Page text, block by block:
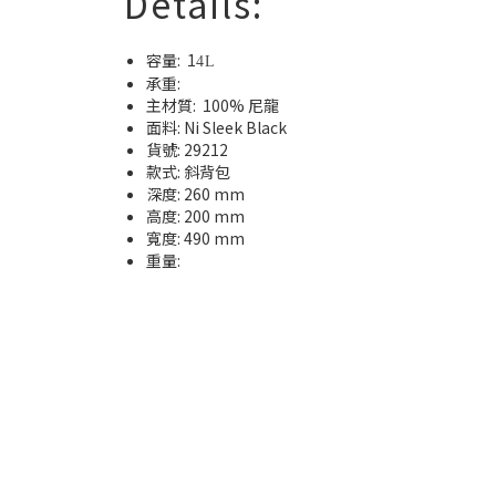
容量: 14L
承重:
主材質: 100% 尼龍
面料: Ni Sleek Black
貨號: 29212
款式: 斜背包
深度: 260 mm
高度: 200 mm
寬度: 490 mm
重量: